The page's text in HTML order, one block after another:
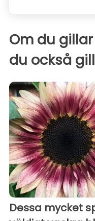
Om du
du också
Dessa mycket